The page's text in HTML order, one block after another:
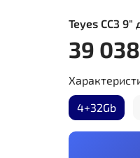
Teyes CC3 9"
39
4+32Gb